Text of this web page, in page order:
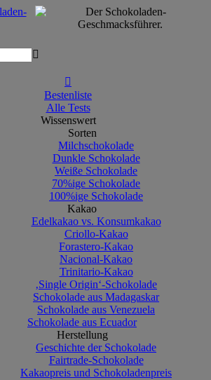


Bestenliste
Alle Tests
Wissenswert
Sorten
Milchschokolade
Dunkle Schokolade
Weiße Schokolade
70%ige Schokolade
100%ige Schokolade
Kakao
Edelkakao vs. Konsumkakao
Criollo-Kakao
Forastero-Kakao
Nacional-Kakao
Trinitario-Kakao
‚Single Origin‘-Schokolade
Schokolade aus Madagaskar
Schokolade aus Venezuela
Schokolade aus Ecuador
Herstellung
Geschichte der Schokolade
Fairtrade-Schokolade
Kakaopreis und Schokoladenpreis